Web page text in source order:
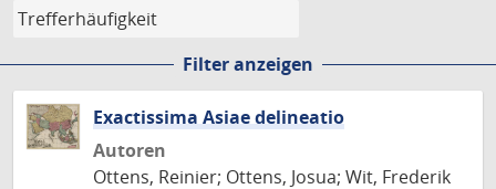
Filter anzeigen
Exactissima Asiae delineatio
Autoren
Ottens, Reinier; Ottens, Josua; Wit, Frederik